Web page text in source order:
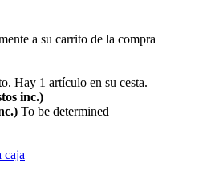
a su carrito de la compra
Hay 1 artículo en su cesta.
inc.)
To be determined
caja